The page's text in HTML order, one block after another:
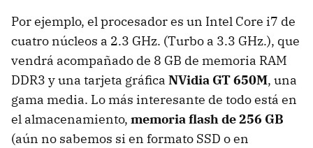
Por ejemplo, el procesador es un Intel Core i7 de
cuatro núcleos a 2.3 GHz. (Turbo a 3.3 GHz.), que
vendrá acompañado de 8 GB de memoria RAM
DDR3 y una tarjeta gráfica NVidia GT 650M, una
gama media. Lo más interesante de todo está en
el almacenamiento, memoria flash de 256 GB
(aún no sabemos si en formato SSD o en